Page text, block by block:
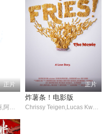
正片
加里·库珀,玛琳·黛德丽,阿道夫·门吉欧,Ullrich Haupt,Eve Southern,弗朗西斯·麦克唐纳,保罗·波尔卡西,埃米尔·肖塔尔,朱丽叶·康普顿,Albert Conti,托马斯·柯伦,特蕾莎.哈里斯,Lillian Savin,Harry Schultz,Philip Sleeman,米哈伊尔·维萨罗夫
正片
炸薯条！电影版
Chrissy Teigen,Lucas Kwan Peterson,Ana Cornier